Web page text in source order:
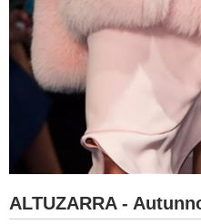
ALTUZARRA -